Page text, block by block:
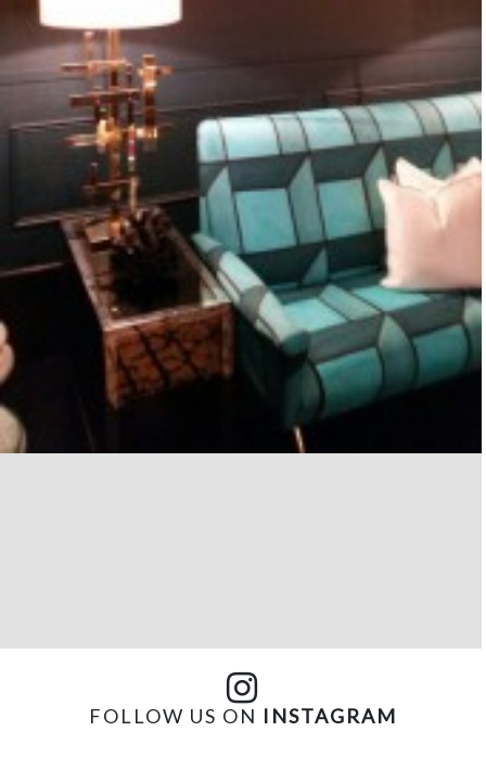
FOLLOW US ON INSTAGRAM